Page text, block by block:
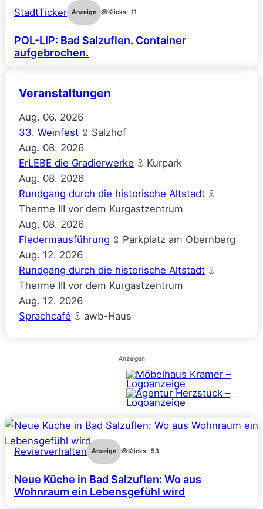
StadtTicker Anzeige Klicks: 11
POL-LIP: Bad Salzuflen. Container
aufgebrochen.
Veranstaltungen
Aug. 06. 2026
33. Weinfest
Salzhof
Aug. 08. 2026
ErLEBE die Gradierwerke
Kurpark
Aug. 08. 2026
Rundgang durch die historische Altstadt
Therme III vor dem Kurgastzentrum
Aug. 08. 2026
Fledermausführung
Parkplatz am Obernberg
Aug. 12. 2026
Rundgang durch die historische Altstadt
Therme III vor dem Kurgastzentrum
Aug. 12. 2026
Sprachcafé
awb-Haus
Anzeigen
Revierverhalten Anzeige Klicks: 53
Neue Küche in Bad Salzuflen: Wo aus
Wohnraum ein Lebensgefühl wird